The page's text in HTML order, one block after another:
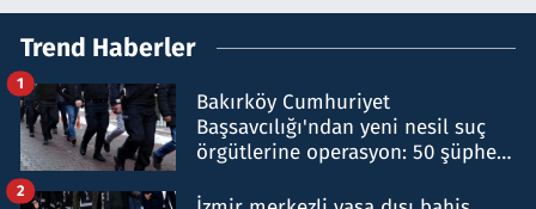
Trend Haberler
Bakırköy Cumhuriyet
Başsavcılığı'ndan yeni nesil suç
örgütlerine operasyon: 50 şüpheli
1
2